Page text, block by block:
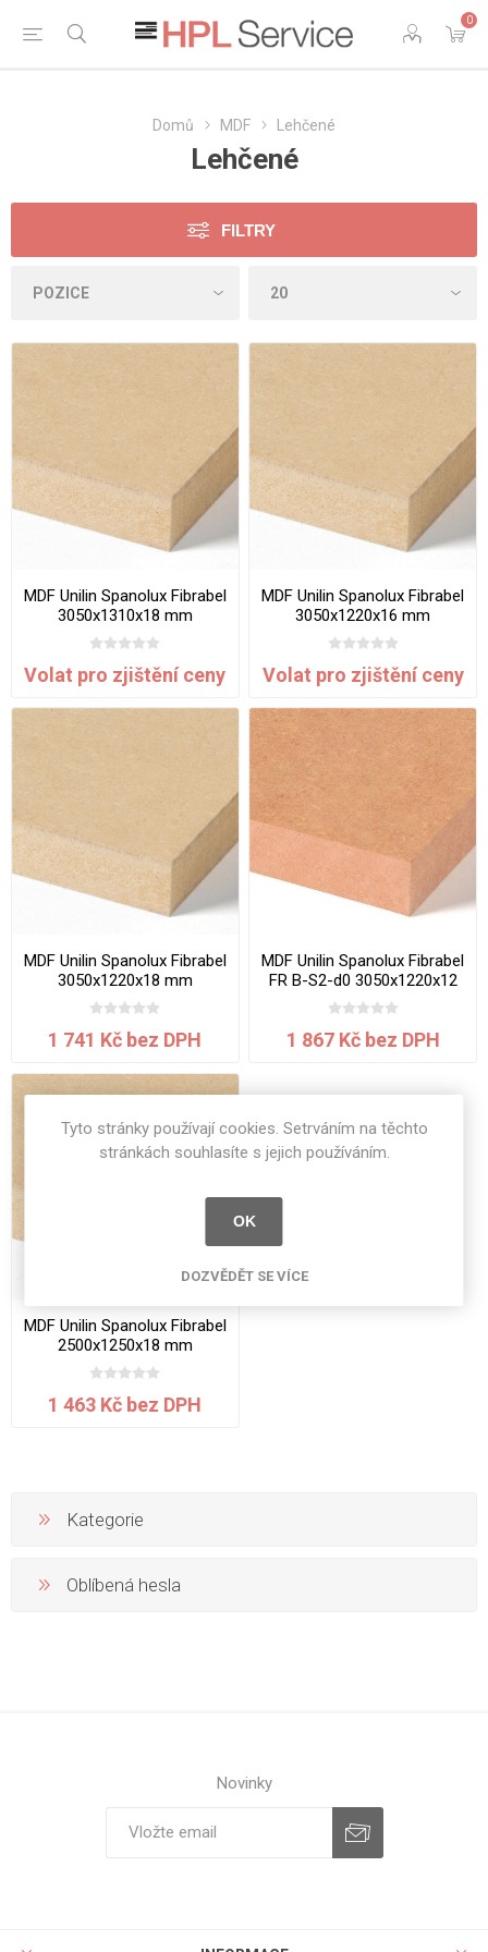
0
Domů MDF Lehčené
Lehčené
FILTRY
MDF Unilin Spanolux Fibrabel
3050x1310x18 mm
Volat pro zjištění ceny
MDF Unilin Spanolux Fibrabel
3050x1220x16 mm
Volat pro zjištění ceny
MDF Unilin Spanolux Fibrabel
3050x1220x18 mm
1 741 Kč bez DPH
MDF Unilin Spanolux Fibrabel
FR B-S2-d0 3050x1220x12
mm
1 867 Kč bez DPH
MDF Unilin Spanolux Fibrabel
2500x1250x18 mm
1 463 Kč bez DPH
Kategorie
Oblíbená hesla
Novinky
Tyto stránky používají cookies. Setrváním na těchto
stránkách souhlasíte s jejich používáním.
OK
DOZVĚDĚT SE VÍCE